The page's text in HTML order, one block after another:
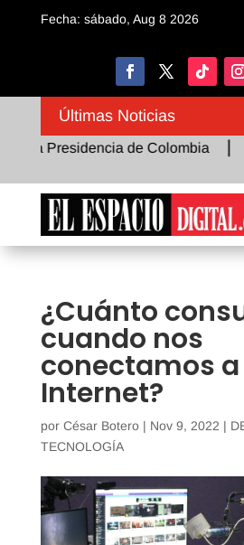
Fecha: sábado, Aug 8 2026
Últimas Noticias
Presidencia de Colombia
¿Cuánto
cuando nos
conectamos a
Internet?
por César Botero| Nov 9, 2022 |
TECNOLOGÍA